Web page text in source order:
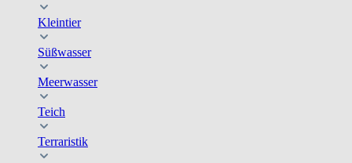
Kleintier
Süßwasser
Meerwasser
Teich
Terraristik